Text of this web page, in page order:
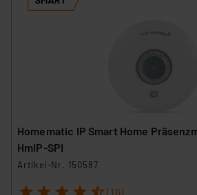
Homematic IP Smart Home
HmIP-SPI
Artikel-Nr. 150587
1 2 3 4 5 (16)